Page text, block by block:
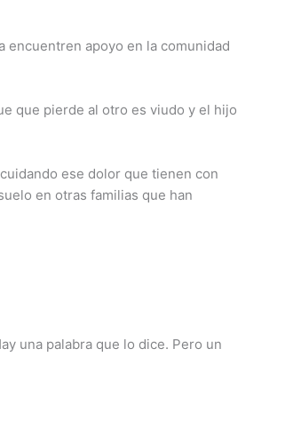
encuentren apoyo en la comunidad
que pierde al otro es viudo y el hijo
ese dolor que tienen con
en otras familias que han
una palabra que lo dice. Pero un